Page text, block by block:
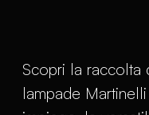
Scopri la raccolta
lampade